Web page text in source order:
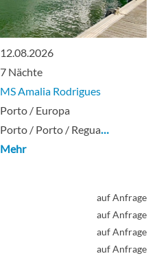
12.08.2026
7 Nächte
MS Amalia Rodrigues
Porto / Europa
Porto / Porto / Regua…
Mehr
auf Anfrage
auf Anfrage
auf Anfrage
auf Anfrage